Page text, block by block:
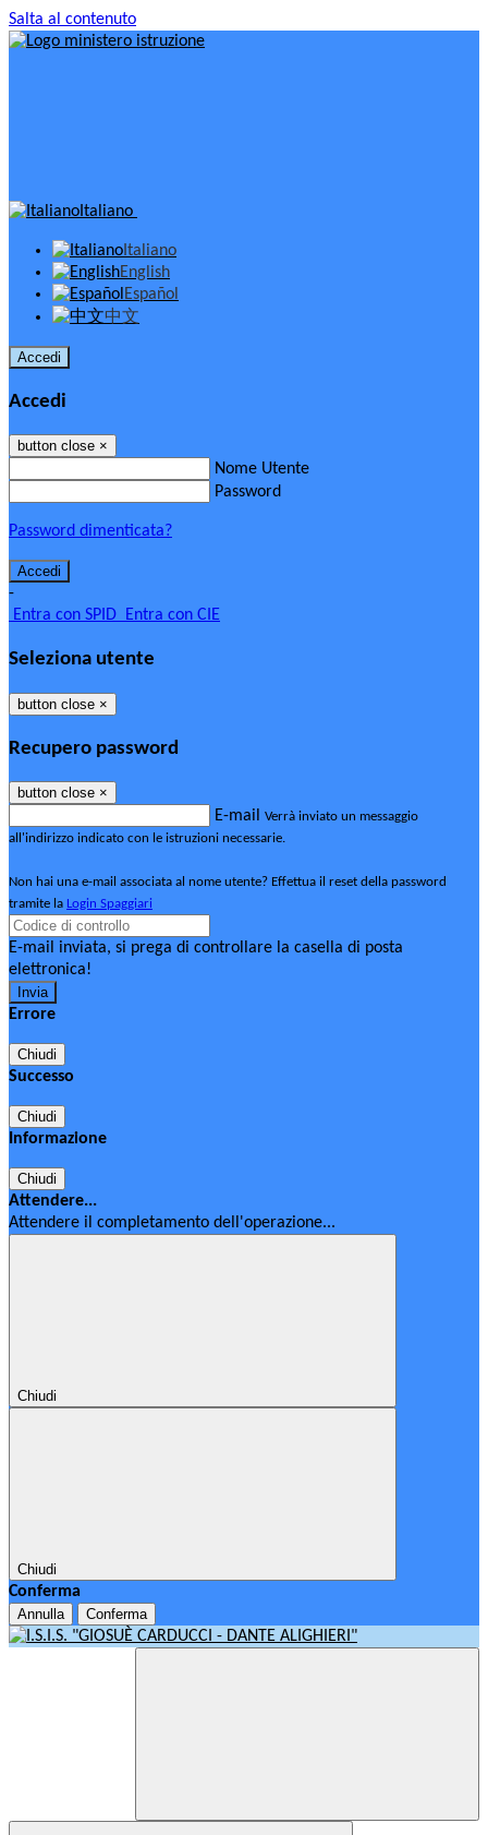
Salta al contenuto
Italiano
Italiano
English
Español
中文
Accedi
Accedi
button close ×
Nome Utente
Password
Password dimenticata?
-
Entra con SPID Entra con CIE
Seleziona utente
button close ×
Recupero password
button close ×
E-mail Verrà inviato un messaggio
all'indirizzo indicato con le istruzioni necessarie.
Non hai una e-mail associata al nome utente? Effettua il reset della password
tramite la Login Spaggiari
E-mail inviata, si prega di controllare la casella di posta
elettronica!
Errore
Chiudi
Successo
Chiudi
Informazione
Chiudi
Attendere...
Attendere il completamento dell'operazione...
Chiudi
Chiudi
Conferma
Annulla Conferma